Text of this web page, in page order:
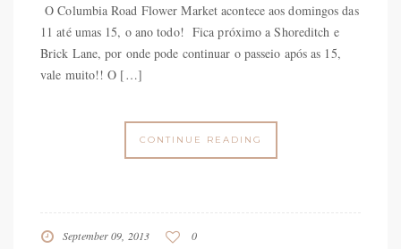
O Columbia Road Flower Market acontece aos domingos das
11 até umas 15, o ano todo! Fica próximo a Shoreditch e
Brick Lane, por onde pode continuar o passeio após as 15,
vale muito!! O […]
CONTINUE READING
September 09, 2013
0